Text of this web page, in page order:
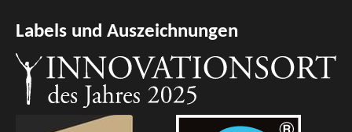
Labels und Auszeichnungen